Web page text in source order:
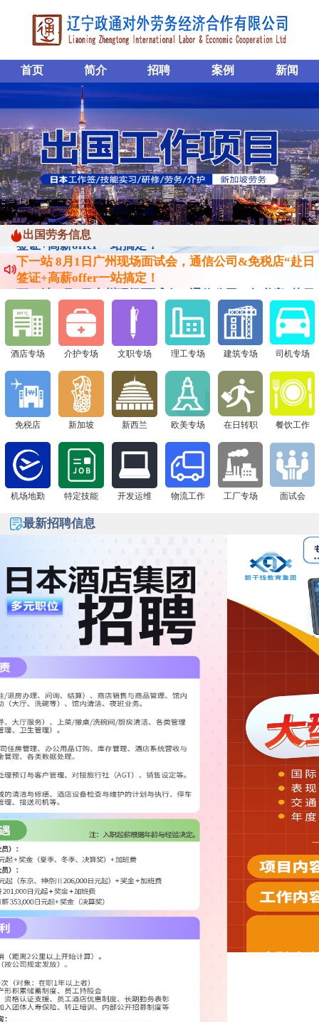
首页 简介 招聘 案例 新闻
出国劳务信息
下一站 8月1日广州现场面试会，通信公司&免税店“赴日
签证+高薪offer一站搞定！
下一站 8月1日广州现场面试会，通信公司&免税店“赴日
签证+高薪offer一站搞定！
下一站 8月1日广州现场面试会，通信公司&免税店“赴日
签证+高薪offer一站搞定！
下一站 8月1日广州现场面试会，通信公司&免税店“赴日
签证+高薪offer一站搞定！
酒店专场 介护专场 文职专场 理工专场 建筑专场 司机专场
免税店 新加坡 新西兰 欧美专场 在日转职 餐饮工作
机场地勤 特定技能 开发运维 物流工作 工厂专场 面试会
最新招聘信息